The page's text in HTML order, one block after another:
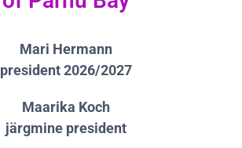
Mari Hermann
president 2026/2027
Maarika Koch
järgmine president